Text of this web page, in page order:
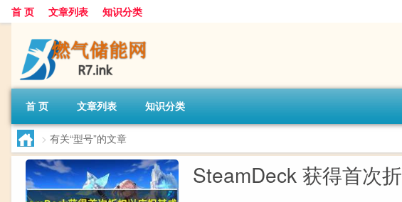
首 页 文章列表 知识分类
首 页 文章列表 知识分类
> 有关“型号”的文章
SteamDeck 获得首次